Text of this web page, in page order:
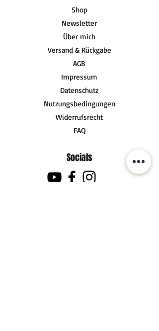
Shop
Newsletter
Über mich
Versand & Rückgabe
AGB
Impressum
Datenschutz
Nutzungsbedingungen
Widerrufsrecht
FAQ
Socials